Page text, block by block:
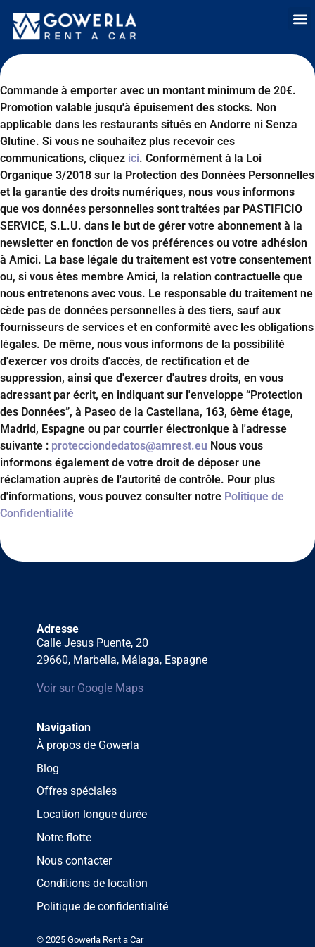
Commande à emporter avec un montant minimum de 20€.
Promotion valable jusqu'à épuisement des stocks. Non
applicable dans les restaurants situés en Andorre ni Senza
Glutine. Si vous ne souhaitez plus recevoir ces
communications, cliquez ici. Conformément à la Loi
Organique 3/2018 sur la Protection des Données Personnelles
et la garantie des droits numériques, nous vous informons
que vos données personnelles sont traitées par PASTIFICIO
SERVICE, S.L.U. dans le but de gérer votre abonnement à la
newsletter en fonction de vos préférences ou votre adhésion
à Amici. La base légale du traitement est votre consentement
ou, si vous êtes membre Amici, la relation contractuelle que
nous entretenons avec vous. Le responsable du traitement ne
cède pas de données personnelles à des tiers, sauf aux
fournisseurs de services et en conformité avec les obligations
légales. De même, nous vous informons de la possibilité
d'exercer vos droits d'accès, de rectification et de
suppression, ainsi que d'exercer d'autres droits, en vous
adressant par écrit, en indiquant sur l'enveloppe “Protection
des Données”, à Paseo de la Castellana, 163, 6ème étage,
Madrid, Espagne ou par courrier électronique à l'adresse
suivante : protecciondedatos@amrest.eu Nous vous
informons également de votre droit de déposer une
réclamation auprès de l'autorité de contrôle. Pour plus
d'informations, vous pouvez consulter notre Politique de
Confidentialité
Adresse
Calle Jesus Puente, 20
29660, Marbella, Málaga, Espagne
Voir sur Google Maps
Navigation
À propos de Gowerla
Blog
Offres spéciales
Location longue durée
Notre flotte
Nous contacter
Conditions de location
Politique de confidentialité
© 2025 Gowerla Rent a Car